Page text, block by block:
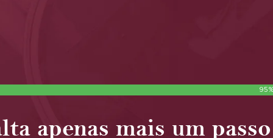
apenas mais um